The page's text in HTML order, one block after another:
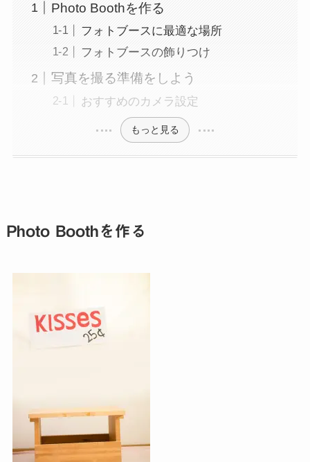
Photo Boothを作る
フォトブースに最適な場所
フォトブースの飾りつけ
写真を撮る準備をしよう
おすすめのカメラ設定
もっと見る
Photo Boothを作る